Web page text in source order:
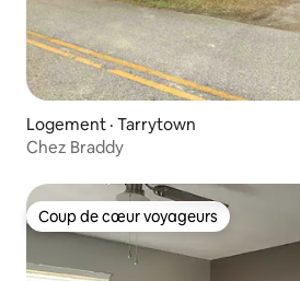
Logement · Tarrytown
Chez Braddy
Coup de cœur voyageurs
Coup de cœur voyageurs